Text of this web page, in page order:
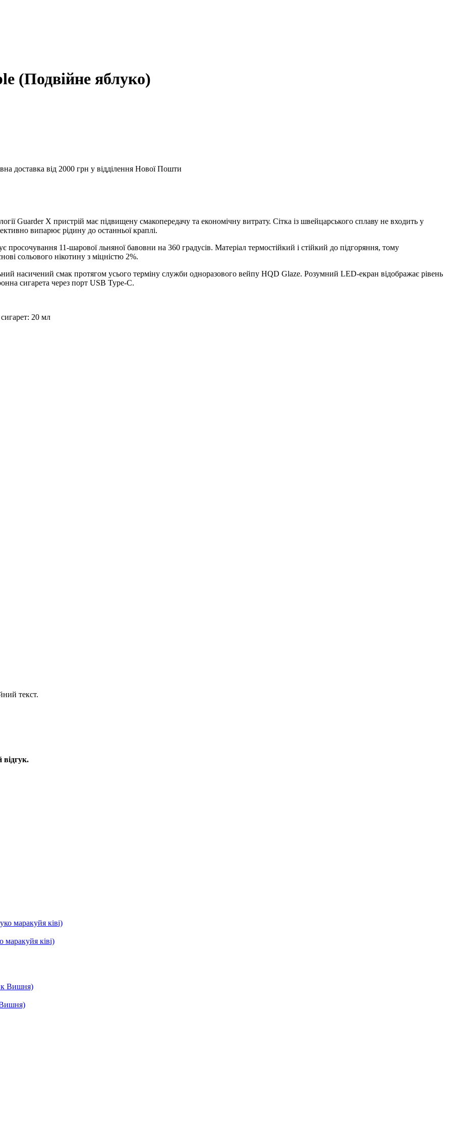
(Подвійне яблуко)
доставка від 2000 грн у відділення Нової Пошти
Guarder X пристрій має підвищену смакопередачу та економічну витрату. Сітка із швейцарського сплаву не входить у
випарює рідину до останньої краплі.
просочування 11-шарової льняної бавовни на 360 градусів. Матеріал термостійкий і стійкий до підгоряння, тому
сольового нікотину з міцністю 2%.
насичений смак протягом усього терміну служби одноразового вейпу HQD Glaze. Розумний LED-екран відображає рівень
сигарета через порт USB Type-C.
20 мл
текст.
ківі)